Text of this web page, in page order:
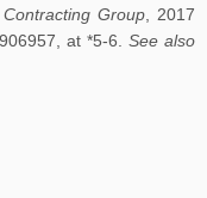
Group, 2017
at *5-6. See also